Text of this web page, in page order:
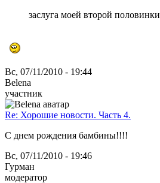
заслуга моей второй половинки
Вс, 07/11/2010 - 19:44
Belena
участник
Re: Хорошие новости. Часть 4.
С днем рождения бамбины!!!!
Вс, 07/11/2010 - 19:46
Гурман
модератор